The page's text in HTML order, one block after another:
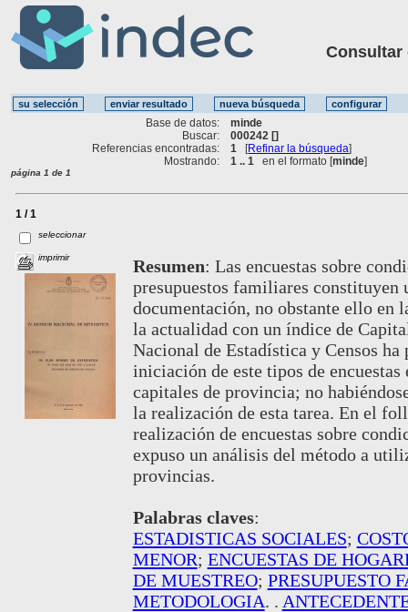
Consultar
Base de datos:
minde
Buscar:
000242 []
Referencias encontradas:
1 [Refinar la búsqueda]
Mostrando:
1 .. 1 en el formato [minde]
página 1 de 1
1 / 1
seleccionar
imprimir Resumen: Las encuestas sobre
presupuestos familiares constituyen
documentación, no obstante ello en
la actualidad con un índice de
Nacional de Estadística y Censos
iniciación de este tipos de
capitales de provincia; no
la realización de esta tarea. En el
realización de encuestas sobre
expuso un análisis del método a
provincias.
Palabras claves:
ESTADISTICAS SOCIALES;
MENOR; ENCUESTAS DE
DE MUESTREO; PRESUPUESTO
METODOLOGIA. .